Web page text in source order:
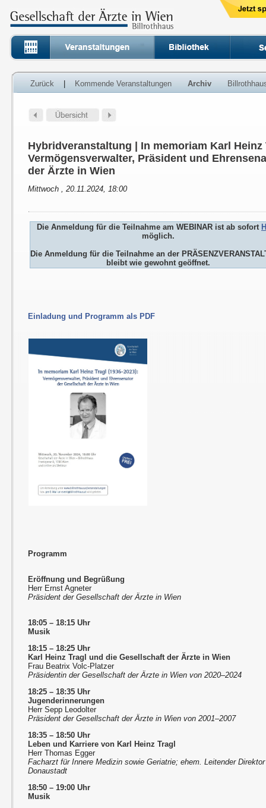
Zurück Kommende Veranstaltungen Archiv
Hybridveranstaltung | In memoriam Karl Heinz
Vermögensverwalter, Präsident und
der Ärzte in Wien
Mittwoch , 20.11.2024, 18:00
Die Anmeldung für die Teilnahme am WEBINAR ist ab sofort
möglich.
Die Anmeldung für die Teilnahme an der
bleibt wie gewohnt geöffnet.
Einladung und Programm als PDF
Programm
Eröffnung und Begrüßung
Herr Ernst Agneter
Präsident der Gesellschaft der Ärzte in Wien
18:05 – 18:15 Uhr
Musik
18:15 – 18:25 Uhr
Karl Heinz Tragl und die Gesellschaft der Ärzte in Wien
Frau Beatrix Volc-Platzer
Präsidentin der Gesellschaft der Ärzte in Wien von 2020–2024
18:25 – 18:35 Uhr
Jugenderinnerungen
Herr Sepp Leodolter
Präsident der Gesellschaft der Ärzte in Wien von 2001–2007
18:35 – 18:50 Uhr
Leben und Karriere von Karl Heinz Tragl
Herr Thomas Egger
Facharzt für Innere Medizin sowie Geriatrie; ehem. Leitender
Donaustadt
18:50 – 19:00 Uhr
Musik